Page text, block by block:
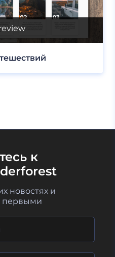
к
новостях и
первыми